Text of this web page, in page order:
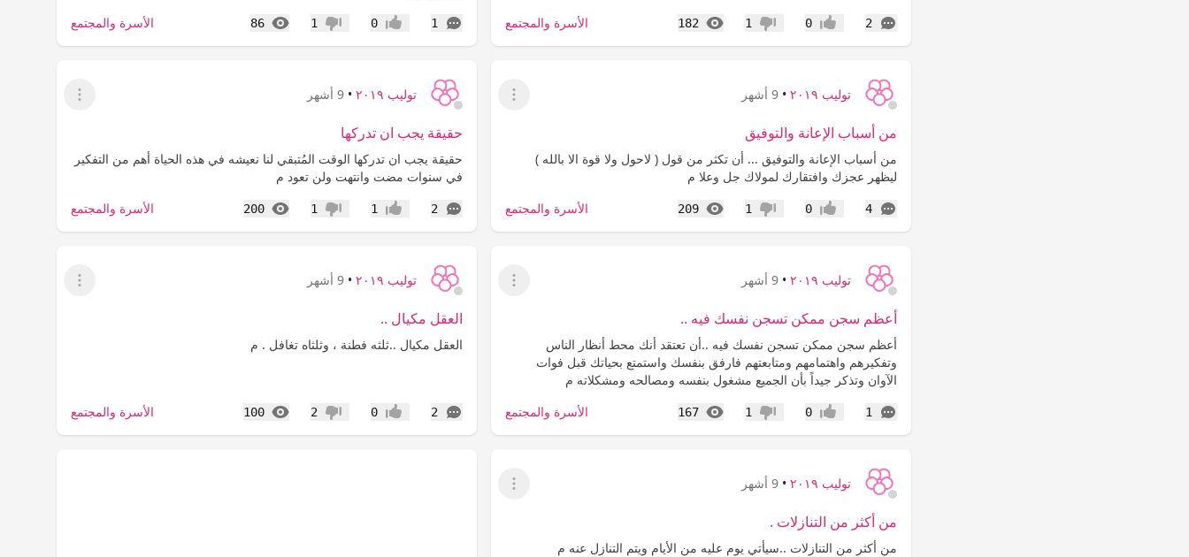
2
التعليقات إعجاب0 عدم إعجاب
1
182
المشاهدات الأسرة والمجتمع 1
التعليقات إعجاب0 عدم إعجاب
1
86
المشاهدات الأسرة والمجتمع
توليب ٢٠١٩ • 9 أشهر
عرض القائمة
من أسباب الإعانة والتوفيق
‏من أسباب الإعانة والتوفيق ...‏ أن تكثر من قول ( لاحول ولا قوة الا بالله )
‏ليظهر عجزك وافتقارك لمولاك جل وعلا م
4
التعليقات إعجاب0 عدم إعجاب
1
209
المشاهدات الأسرة والمجتمع
توليب ٢٠١٩ • 9 أشهر
عرض القائمة
حقيقة يجب ان تدركها‬⁩
حقيقة يجب ان تدركها‬⁩ ‏الوقت المُتبقي لنا نعيشه في هذه الحياة أهم من التفكير
في سنوات مضت وانتهت ولن تعود م
2
التعليقات إعجاب1 عدم إعجاب
1
200
المشاهدات الأسرة والمجتمع
توليب ٢٠١٩ • 9 أشهر
عرض القائمة
أعظم سجن ممكن تسجن نفسك فيه ..
‏أعظم سجن ممكن تسجن نفسك فيه ..‏أن تعتقد أنك محط أنظار الناس
وتفكيرهم واهتمامهم ومتابعتهم فارفق بنفسك واستمتع بحياتك قبل فوات
الآوان وتذكر جيداً بأن الجميع مشغول بنفسه ومصالحه ومشكلاته م
1
التعليقات إعجاب0 عدم إعجاب
1
167
المشاهدات الأسرة والمجتمع
توليب ٢٠١٩ • 9 أشهر
عرض القائمة
العقل مكيال ..
2
التعليقات إعجاب0 عدم إعجاب
2
100
المشاهدات الأسرة والمجتمع
توليب ٢٠١٩ • 9 أشهر
عرض القائمة
من أكثر من التنازلات .
‏من أكثر من التنازلات ..‏سيأتي يوم عليه من الأيام ويتم التنازل عنه م